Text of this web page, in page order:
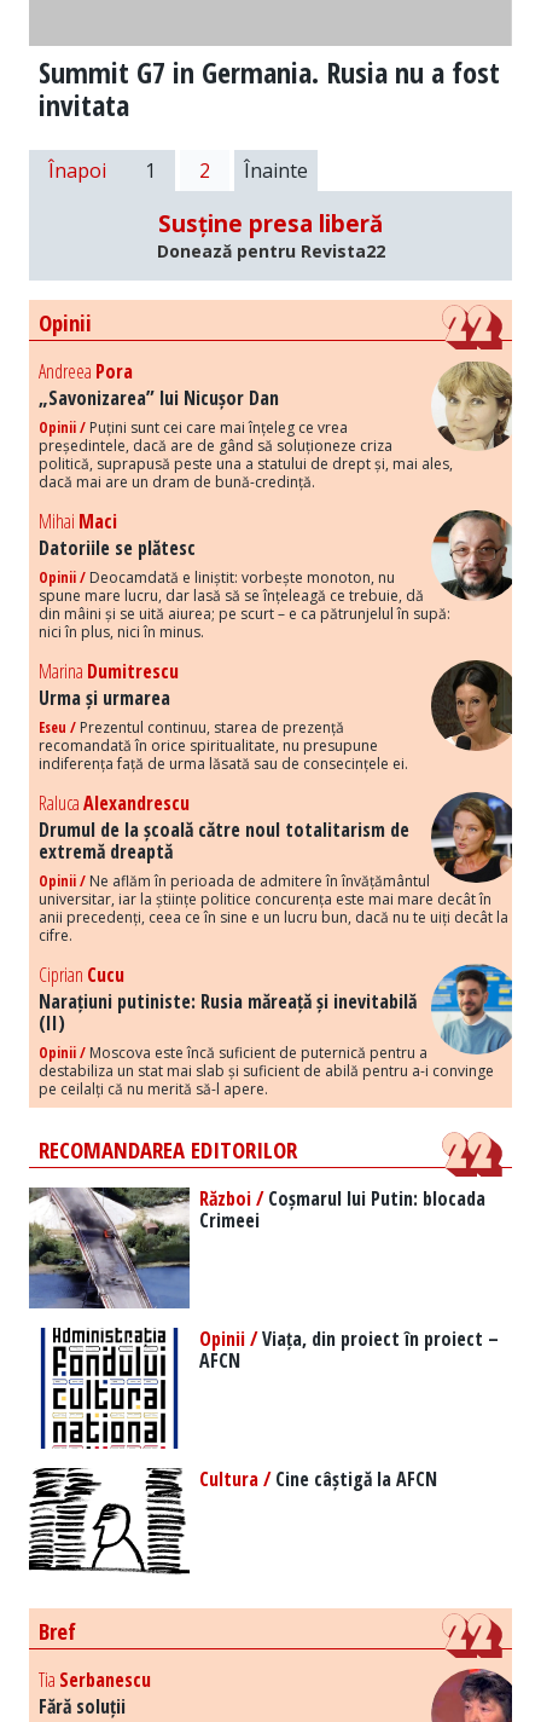
Summit G7 in Germania. Rusia nu a fost
invitata
Înapoi 1 2 Înainte
Susține presa liberă
Donează pentru Revista22
Opinii
Andreea Pora
„Savonizarea” lui Nicușor Dan
Opinii / Puțini sunt cei care mai înțeleg ce vrea
președintele, dacă are de gând să soluționeze criza
politică, suprapusă peste una a statului de drept și, mai ales,
dacă mai are un dram de bună-credință.
Mihai Maci
Datoriile se plătesc
Opinii / Deocamdată e liniștit: vorbește monoton, nu
spune mare lucru, dar lasă să se înțeleagă ce trebuie, dă
din mâini și se uită aiurea; pe scurt – e ca pătrunjelul în supă:
nici în plus, nici în minus.
Marina Dumitrescu
Urma și urmarea
Eseu / Prezentul continuu, starea de prezență
recomandată în orice spiritualitate, nu presupune
indiferența față de urma lăsată sau de consecințele ei.
RalucaAlexandrescu
Drumul de la școală către noul totalitarism de
extremă dreaptă
Opinii / Ne aflăm în perioada de admitere în învățământul
universitar, iar la științe politice concurența este mai mare decât în
anii precedenți, ceea ce în sine e un lucru bun, dacă nu te uiți decât la
cifre.
Ciprian Cucu
Narațiuni putiniste: Rusia măreață și inevitabilă
(II)
Opinii / Moscova este încă suficient de puternică pentru a
destabiliza un stat mai slab și suficient de abilă pentru a-i convinge
pe ceilalți că nu merită să-l apere.
RECOMANDAREA EDITORILOR
Război /Coșmarul lui Putin: blocada
Crimeei
Opinii /Viața, din proiect în proiect –
AFCN
Cultura /Cine câștigă la AFCN
Bref
Tia Serbanescu
Fără soluții